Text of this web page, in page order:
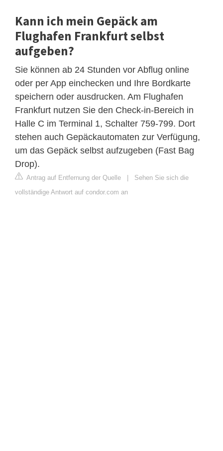
Kann ich mein Gepäck am
Flughafen Frankfurt selbst
aufgeben?
Sie können ab 24 Stunden vor Abflug online
oder per App einchecken und Ihre Bordkarte
speichern oder ausdrucken. Am Flughafen
Frankfurt nutzen Sie den Check-in-Bereich in
Halle C im Terminal 1, Schalter 759-799. Dort
stehen auch Gepäckautomaten zur Verfügung,
um das Gepäck selbst aufzugeben (Fast Bag
Drop).
Antrag auf Entfernung der Quelle | Sehen Sie sich die
vollständige Antwort auf condor.com an